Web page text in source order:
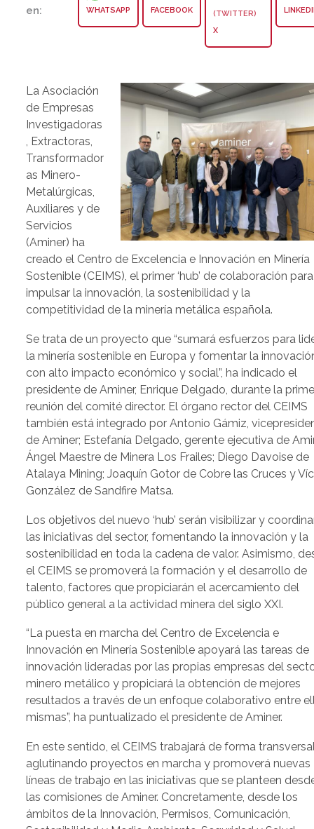
en:
WHATSAPP FACEBOOK
X
La Asociación
de Empresas
Investigadoras
, Extractoras,
Transformador
as Minero-
Metalúrgicas,
Auxiliares y de
Servicios
(Aminer) ha
creado el Centro de Excelencia e Innovación en Minería
Sostenible (CEIMS), el primer ‘hub’ de colaboración para
impulsar la innovación, la sostenibilidad y la
competitividad de la minería metálica española.
Se trata de un proyecto que “sumará esfuerzos para
la minería sostenible en Europa y fomentar la
con alto impacto económico y social”, ha indicado el
presidente de Aminer, Enrique Delgado, durante la
reunión del comité director. El órgano rector del CEIMS
también está integrado por Antonio Gámiz,
de Aminer; Estefanía Delgado, gerente ejecutiva de
Ángel Maestre de Minera Los Frailes; Diego Davoise de
Atalaya Mining; Joaquín Gotor de Cobre las Cruces y
González de Sandfire Matsa.
Los objetivos del nuevo ‘hub’ serán visibilizar y
las iniciativas del sector, fomentando la innovación y la
sostenibilidad en toda la cadena de valor. Asimismo,
el CEIMS se promoverá la formación y el desarrollo de
talento, factores que propiciarán el acercamiento del
público general a la actividad minera del siglo XXI.
“La puesta en marcha del Centro de Excelencia e
Innovación en Minería Sostenible apoyará las tareas de
innovación lideradas por las propias empresas del
minero metálico y propiciará la obtención de mejores
resultados a través de un enfoque colaborativo entre
mismas”, ha puntualizado el presidente de Aminer.
En este sentido, el CEIMS trabajará de forma
aglutinando proyectos en marcha y promoverá nuevas
líneas de trabajo en las iniciativas que se planteen
las comisiones de Aminer. Concretamente, desde los
ámbitos de la Innovación, Permisos, Comunicación,